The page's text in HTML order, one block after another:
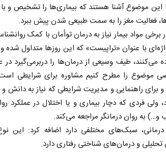
این موضوع آشنا هستند که بیماری‌ها را تشخیص و با
فعالیت مغز را به سمت طبیعی شدن پیش ببرد.
برخی مواد بیمار نیاز به درمان توأمان با کمک
با عنوان «تراپیست» که این روز‌ها متداول شده
می‌کنند، طیف وسیعی از درمان‌ها را دربرمی‌گیرد
موضوع را مطرح کنیم مشاوره برای شرایطی
و برای راهنمایی و مدیریت شرایطی که نیاز به
ولی فردی که دچار بیماری و یا اختلال در عملکرد
به روان درمانگر مراجعه می‌کند.
درمانی، سبک‌های مختلفی دارد اضافه کرد: این
و درمان‌های شناختی رفتاری دارد.